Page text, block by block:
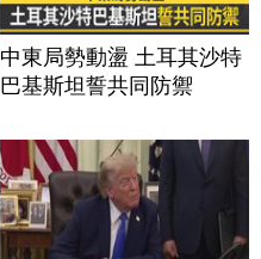
中東局勢動盪 土耳其沙特
巴基斯坦誓共同防禦